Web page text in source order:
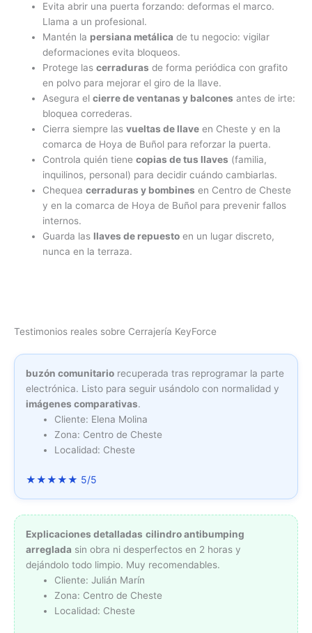
Evita abrir una puerta forzando: deformas el marco.
Llama a un profesional.
Mantén la persiana metálica de tu negocio: vigilar
deformaciones evita bloqueos.
Protege lascerraduras de forma periódica con grafito
en polvo para mejorar el giro de la llave.
Asegura elcierre de ventanas y balcones antes de irte:
bloquea correderas.
Cierra siempre lasvueltas de llave en Cheste y en la
comarca de Hoya de Buñol para reforzar la puerta.
Controla quién tienecopias de tus llaves (familia,
inquilinos, personal) para decidir cuándo cambiarlas.
Chequeacerraduras y bombines en Centro de Cheste
y en la comarca de Hoya de Buñol para prevenir fallos
internos.
Guarda las llaves de repuesto en un lugar discreto,
nunca en la terraza.
Testimonios reales sobre Cerrajería KeyForce
buzón comunitario recuperada tras reprogramar la parte
electrónica. Listo para seguir usándolo con normalidad y
imágenes comparativas.
Cliente: Elena Molina
Zona: Centro de Cheste
Localidad: Cheste
★★★★★ 5/5
Explicaciones detalladas cilindro antibumping
arreglada sin obra ni desperfectos en 2 horas y
dejándolo todo limpio. Muy recomendables.
Cliente: Julián Marín
Zona: Centro de Cheste
Localidad: Cheste